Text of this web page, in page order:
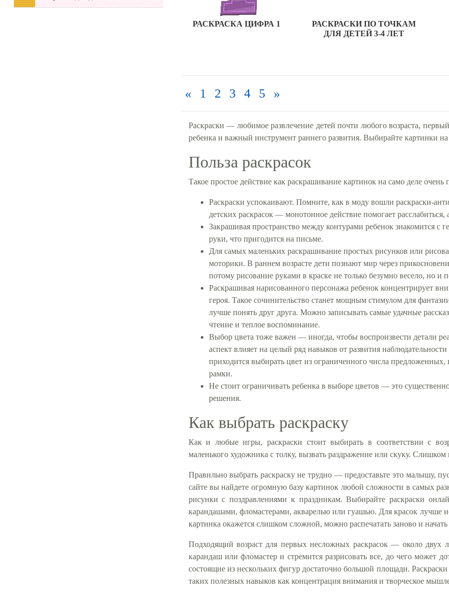
РАСКРАСКА ЦИФРА 1
РАСКРАСКИ ПО ТОЧКАМ
ДЛЯ ДЕТЕЙ 3-4 ЛЕТ
« 1 2 3 4 5 »
Раскраски — любимое развлечение детей почти любого возраста,
ребенка и важный инструмент раннего развития. Выбирайте картинки
Польза раскрасок
Такое простое действие как раскрашивание картинок на само деле очень
Раскраски успокаивают. Помните, как в моду вошли раскраски-
детских раскрасок — монотонное действие помогает
Закрашивая пространство между контурами ребенок знакомится с
руки, что пригодится на письме.
Для самых маленьких раскрашивание простых рисунков или
моторики. В раннем возрасте дети познают мир через
потому рисование руками в краске не только безумно весело, но и
Раскрашивая нарисованного персонажа ребенок концентрирует
героя. Такое сочинительство станет мощным стимулом для
лучше понять друг друга. Можно записывать самые удачные
чтение и теплое воспоминание.
Выбор цвета тоже важен — иногда, чтобы воспроизвести детали
аспект влияет на целый ряд навыков от развития
приходится выбирать цвет из ограниченного числа
рамки.
Не стоит ограничивать ребенка в выборе цветов — это
решения.
Как выбрать раскраску
Как и любые игры, раскраски стоит выбирать в соответствии с
маленького художника с толку, вызвать раздражение или скуку.
Правильно выбрать раскраску не трудно — предоставьте это малышу,
сайте вы найдете огромную базу картинок любой сложности в самых
рисунки с поздравлениями к праздникам. Выбирайте раскраски
карандашами, фломастерами, акварелью или гуашью. Для красок лучше
картинка окажется слишком сложной, можно распечатать заново и начать
Подходящий возраст для первых несложных раскрасок — около двух
карандаш или фломастер и стремится разрисовать все, до чего может
состоящие из нескольких фигур достаточно большой площади.
таких полезных навыков как концентрация внимания и творческое